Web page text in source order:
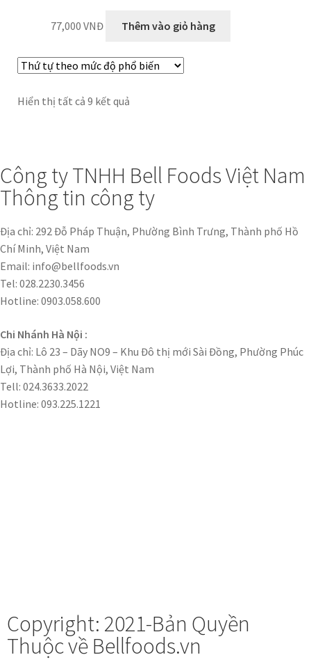
77,000 VNĐ Thêm vào giỏ hàng
Hiển thị tất cả 9 kết quả
Công ty TNHH Bell Foods Việt Nam
Thông tin công ty
Địa chỉ: 292 Đỗ Pháp Thuận, Phường Bình Trưng, Thành phố Hồ
Chí Minh, Việt Nam
Email: info@bellfoods.vn
Tel: 028.2230.3456
Hotline: 0903.058.600
Chi Nhánh Hà Nội :
Địa chỉ: Lô 23 – Dãy NO9 – Khu Đô thị mới Sài Đồng, Phường Phúc
Lợi, Thành phố Hà Nội, Việt Nam
Tell: 024.3633.2022
Hotline: 093.225.1221
Copyright: 2021-Bản Quyền
Thuộc về Bellfoods.vn